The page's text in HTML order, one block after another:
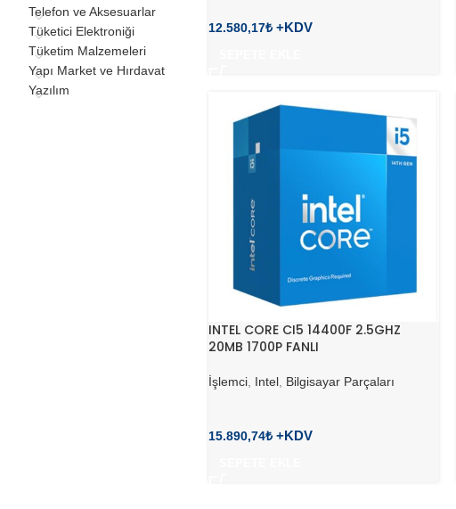
Telefon ve Aksesuarlar
Tüketici Elektroniği
Tüketim Malzemeleri
Yapı Market ve Hırdavat
Yazılım
12.580,17₺
INTEL CORE CI5 14400F 2.5GHZ
20MB 1700P FANLI
İşlemci, Intel, Bilgisayar Parçaları
15.890,74₺